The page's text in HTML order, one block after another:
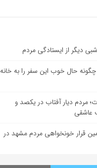
دیگر از ایستادگی مردم
چگونه حال خوب این سفر را به خانه
مردم دیار آفتاب در یکصد و
عاشقی
قرار خونخواهی مردم مشهد در